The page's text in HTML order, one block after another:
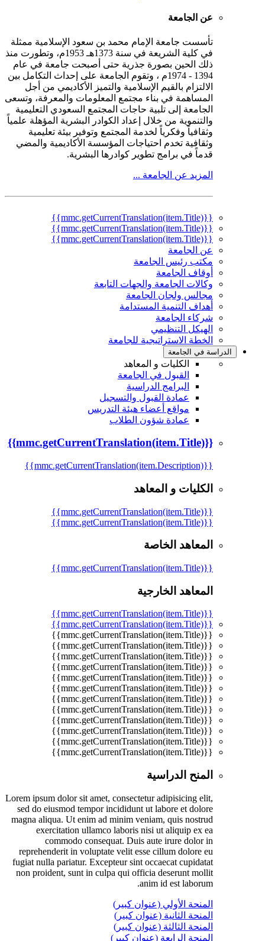
عن الجامعة
تأسست جامعة الإمام محمد بن سعود الإسلامية ممثلة
في كلية الشريعة في سنة 1373هـ 1953م، وتطورت منذ
ذلك الحين بصورة جذرية حتى أصبحت جامعة في عام
1394 - 1974م ، وتقوم الجامعة على إحداث التكامل بين
الالتزام بالقيم الإسلامية والتميز الأكاديمي من أجل
المساهمة في بناء مجتمع المعلومات والمعرفة، وتسعى
الجامعة إلى تلبية حاجات المجتمع السعودي التعليمية
والتنموية من خلال إعداد الكوادر البشرية المؤهلة علمياً
وثقافياً وفكرياً لخدمة المجتمع وتوفير بيئة تعليمية
وثقافية تخدم احتياجات المؤسسة الأكاديمية والمضي
قدماً في برامج تطوير كوادرها البشرية.
المزيد عن الجامعة ...
{{mmc.getCurrentTranslation(item.Title)}}
{{mmc.getCurrentTranslation(item.Title)}}
{{mmc.getCurrentTranslation(item.Title)}}
عن الجامعة
مكتب رئيس الجامعة
أوقاف الجامعة
وكالات الجامعة والجهات التابعة
مجالس ولجان الجامعة
أهداف التنمية المستدامة
شركاء الجامعة
الهيكل التنظيمي
الخطة الاستراتيجية للجامعة
الدراسة في الجامعة
الكليات و المعاهد
القبول في الجامعة
البرامج الدراسية
عمادة القبول والتسجيل
مواقع أعضاء هيئة التدريس
عمادة شؤون الطلاب
{{mmc.getCurrentTranslation(item.Title)}}
{{mmc.getCurrentTranslation(item.Description)}}
الكليات و المعاهد
{{mmc.getCurrentTranslation(item.Title)}}
{{mmc.getCurrentTranslation(item.Title)}}
المعاهد الخاصة
{{mmc.getCurrentTranslation(item.Title)}}
المعاهد الخارجية
{{mmc.getCurrentTranslation(item.Title)}}
{{mmc.getCurrentTranslation(item.Title)}}
{{mmc.getCurrentTranslation(item.Title)}}
{{mmc.getCurrentTranslation(item.Title)}}
{{mmc.getCurrentTranslation(item.Title)}}
{{mmc.getCurrentTranslation(item.Title)}}
{{mmc.getCurrentTranslation(item.Title)}}
{{mmc.getCurrentTranslation(item.Title)}}
{{mmc.getCurrentTranslation(item.Title)}}
{{mmc.getCurrentTranslation(item.Title)}}
{{mmc.getCurrentTranslation(item.Title)}}
{{mmc.getCurrentTranslation(item.Title)}}
{{mmc.getCurrentTranslation(item.Title)}}
{{mmc.getCurrentTranslation(item.Title)}}
المنح الدراسية
Lorem ipsum dolor sit amet, consectetur adipisicing elit,
sed do eiusmod tempor incididunt ut labore et dolore
magna aliqua. Ut enim ad minim veniam, quis nostrud
exercitation ullamco laboris nisi ut aliquip ex ea
commodo consequat. Duis aute irure dolor in
reprehenderit in voluptate velit esse cillum dolore eu
fugiat nulla pariatur. Excepteur sint occaecat cupidatat
non proident, sunt in culpa qui officia deserunt mollit
anim id est laborum.
المنحة الأولي (عنوان كبير)
المنحة الثانية (عنوان كبير)
المنحة الثالثة (عنوان كبير)
المنحة الرابعة (عنوان كبير)